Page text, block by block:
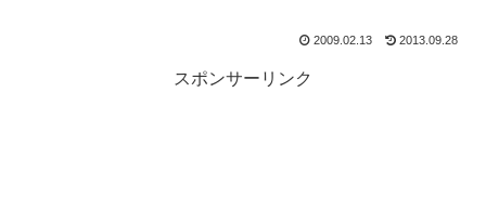
2009.02.13 2013.09.28
スポンサーリンク